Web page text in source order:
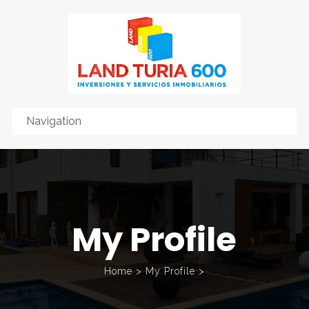
My Profile
Home > My Profile>